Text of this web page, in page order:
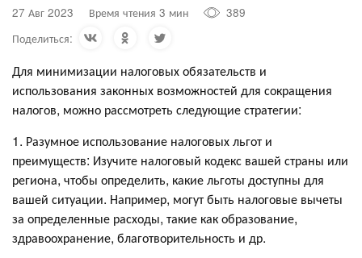
27 Авг 2023 Время чтения 3 мин
389
Поделиться:
Для минимизации налоговых обязательств и
использования законных возможностей для сокращения
налогов, можно рассмотреть следующие стратегии:
1. Разумное использование налоговых льгот и
преимуществ: Изучите налоговый кодекс вашей страны или
региона, чтобы определить, какие льготы доступны для
вашей ситуации. Например, могут быть налоговые вычеты
за определенные расходы, такие как образование,
здравоохранение, благотворительность и др.